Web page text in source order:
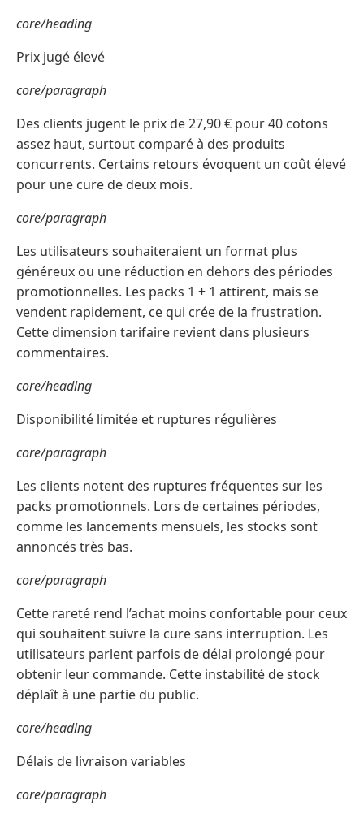
core/heading
Prix jugé élevé
core/paragraph
Des clients jugent le prix de 27,90 € pour 40 cotons
assez haut, surtout comparé à des produits
concurrents. Certains retours évoquent un coût élevé
pour une cure de deux mois.
core/paragraph
Les utilisateurs souhaiteraient un format plus
généreux ou une réduction en dehors des périodes
promotionnelles. Les packs 1 + 1 attirent, mais se
vendent rapidement, ce qui crée de la frustration.
Cette dimension tarifaire revient dans plusieurs
commentaires.
core/heading
Disponibilité limitée et ruptures régulières
core/paragraph
Les clients notent des ruptures fréquentes sur les
packs promotionnels. Lors de certaines périodes,
comme les lancements mensuels, les stocks sont
annoncés très bas.
core/paragraph
Cette rareté rend l’achat moins confortable pour ceux
qui souhaitent suivre la cure sans interruption. Les
utilisateurs parlent parfois de délai prolongé pour
obtenir leur commande. Cette instabilité de stock
déplaît à une partie du public.
core/heading
Délais de livraison variables
core/paragraph